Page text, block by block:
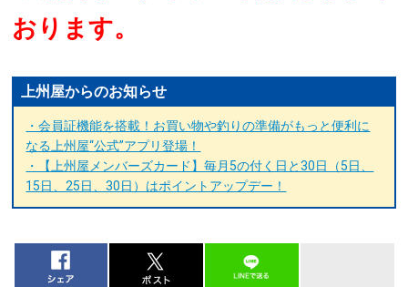
おります。
上州屋からのお知らせ
・会員証機能を搭載！お買い物や釣りの準備がもっと便利に
なる上州屋“公式”アプリ登場！
・【上州屋メンバーズカード】毎月5の付く日と30日（5日、
15日、25日、30日）はポイントアップデー！